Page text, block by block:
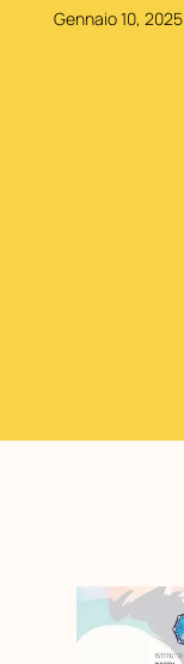
Gennaio 10, 2025